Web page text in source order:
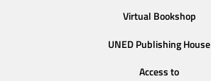
Virtual Bookshop
UNED Publishing House
Access to